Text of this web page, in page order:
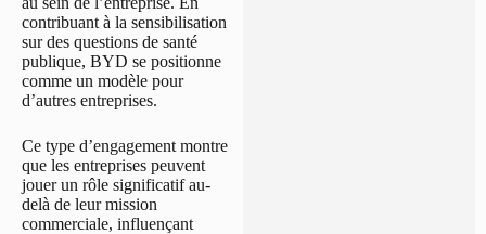
contribuant à la sensibilisation
sur des questions de santé
publique, BYD se positionne
comme un modèle pour
d’autres entreprises.
Ce type d’engagement montre
que les entreprises peuvent
jouer un rôle significatif au-
delà de leur mission
commerciale, influençant